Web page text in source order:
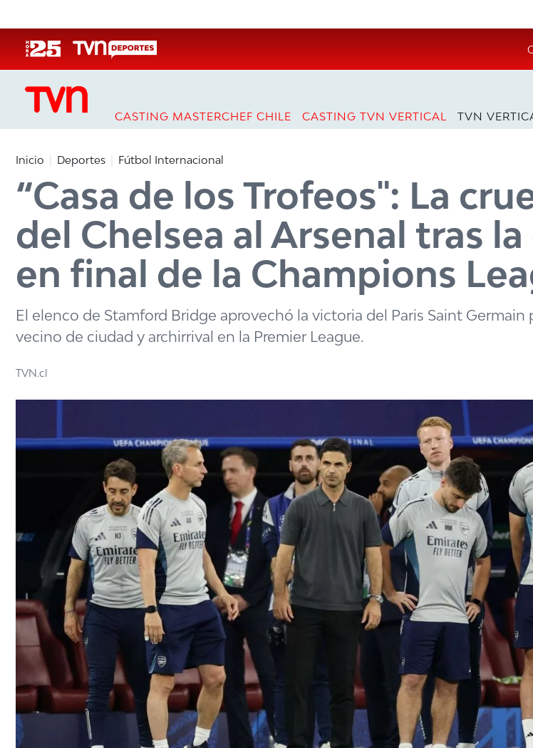
CASTING MASTERCHEF CHILE CASTING TVN VERTICAL TVN
Inicio Deportes Fútbol Internacional
“Casa de los Trofeos": La
del Chelsea al Arsenal tras
en final de la Champions
El elenco de Stamford Bridge aprovechó la victoria del Paris Saint Germain
vecino de ciudad y archirrival en la Premier League.
TVN.cl